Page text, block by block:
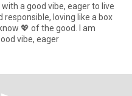
a good vibe, eager to live
loving like a box
💖 of the good. I am
vibe, eager